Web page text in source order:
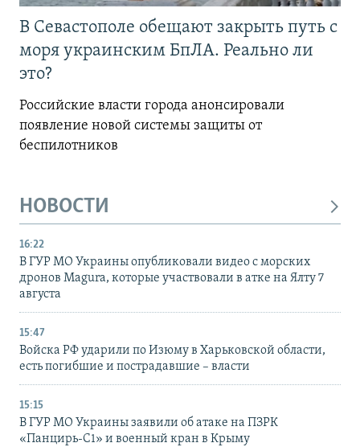
В Севастополе обещают закрыть путь с
моря украинским БпЛА. Реально ли
это?
Российские власти города анонсировали
появление новой системы защиты от
беспилотников
НОВОСТИ
16:22
В ГУР МО Украины опубликовали видео с морских
дронов Magura, которые участвовали в атке на Ялту 7
августа
15:47
Войска РФ ударили по Изюму в Харьковской области,
есть погибшие и пострадавшие – власти
15:15
В ГУР МО Украины заявили об атаке на ПЗРК
«Панцирь-С1» и военный кран в Крыму